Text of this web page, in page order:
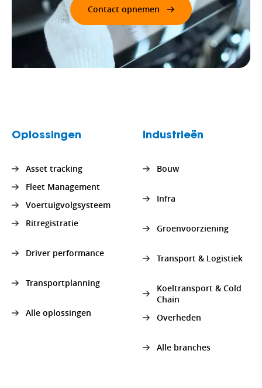
Contact opnemen
Oplossingen
Asset tracking
Fleet Management
Voertuigvolgsysteem
Ritregistratie
Driver performance
Transportplanning
Alle oplossingen
Industrieën
Bouw
Infra
Groenvoorziening
Transport & Logistiek
Koeltransport & Cold
Chain
Overheden
Alle branches